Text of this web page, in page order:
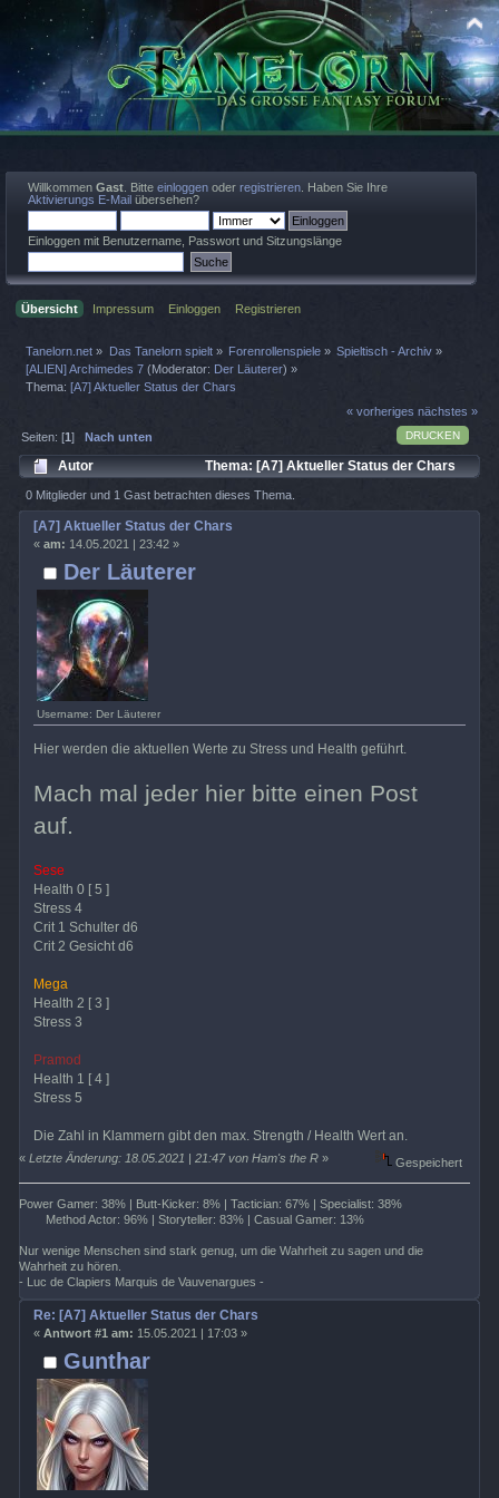
Willkommen Gast . Bitte einloggen oder registrieren . Haben Sie Ihre
Aktivierungs E-Mail übersehen?
Einloggen mit Benutzername, Passwort und Sitzungslänge
Übersicht Impressum Einloggen Registrieren
Tanelorn.net » Das Tanelorn spielt» Forenrollenspiele » Spieltisch - Archiv »
[ALIEN] Archimedes 7 (Moderator: Der Läuterer) »
Thema:[A7] Aktueller Status der Chars
« vorheriges nächstes »
DRUCKEN
Seiten: [1]Nach unten
Autor
Thema: [A7] Aktueller Status der Chars
(Gelesen 1244 mal)
0 Mitglieder und 1 Gast betrachten dieses Thema.
Der Läuterer
Username: Der Läuterer
[A7] Aktueller Status der Chars
« am: 14.05.2021 | 23:42 »
Hier werden die aktuellen Werte zu Stress und Health geführt.
Mach mal jeder hier bitte einen Post
auf.
Sese
Health 0 [ 5 ]
Stress 4
Crit 1 Schulter d6
Crit 2 Gesicht d6
Mega
Health 2 [ 3 ]
Stress 3
Pramod
Health 1 [ 4 ]
Stress 5
Die Zahl in Klammern gibt den max. Strength / Health Wert an.
«Letzte Änderung: 18.05.2021 | 21:47 von Ham's the R » Gespeichert
Power Gamer: 38% | Butt-Kicker: 8% | Tactician: 67% | Specialist: 38%
Method Actor: 96% | Storyteller: 83% | Casual Gamer: 13%
Nur wenige Menschen sind stark genug, um die Wahrheit zu sagen und die
Wahrheit zu hören.
- Luc de Clapiers Marquis de Vauvenargues -
Gunthar
Re: [A7] Aktueller Status der Chars
« Antwort #1 am: 15.05.2021 | 17:03 »